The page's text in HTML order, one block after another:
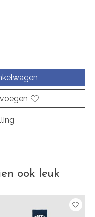
ook leuk